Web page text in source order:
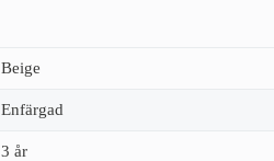
Beige
Enfärgad
3 år